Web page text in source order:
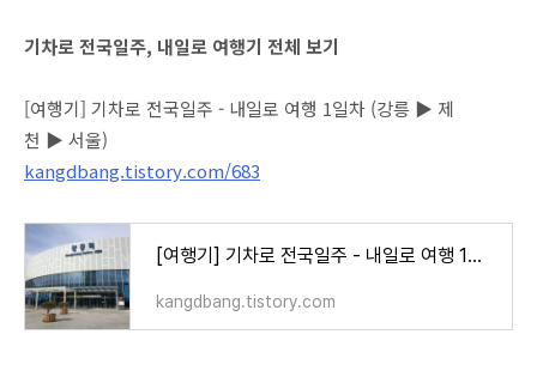
기차로 전국일주, 내일로 여행기 전체 보기
[여행기] 기차로 전국일주 - 내일로 여행 1일차 (강릉 ▶ 제
천 ▶ 서울)
kangdbang.tistory.com/683
[여행기] 기차로 전국일주 - 내일로 여행 1일차 (강릉 ▶ 제천 ▶ 서울)
kangdbang.tistory.com